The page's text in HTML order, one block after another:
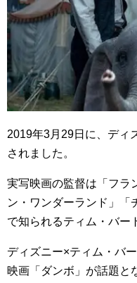
2019年3月 29日に、ディ
されました。
実写映画の監督は「フラ
ン・ワンダーランド」「
で知られるティム・バー
ディズニー×ティム・バ
映画「ダンボ」が話題と